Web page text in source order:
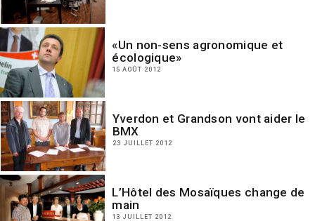
«Un non-sens agronomique et
écologique»
15 AOÛT 2012
Yverdon et Grandson vont aider le
BMX
23 JUILLET 2012
L’Hôtel des Mosaïques change de
main
13 JUILLET 2012